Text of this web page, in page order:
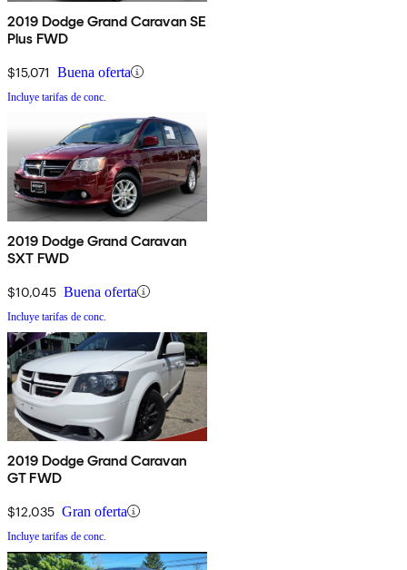
2019 Dodge Grand Caravan SE
Plus FWD
$15,071 Buena oferta
Incluye tarifas de conc.
2019 Dodge Grand Caravan
SXT FWD
$10,045 Buena oferta
Incluye tarifas de conc.
2019 Dodge Grand Caravan
GT FWD
$12,035 Gran oferta
Incluye tarifas de conc.